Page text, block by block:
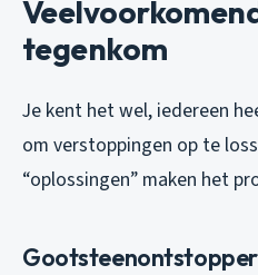
tegenkom
Je kent het wel, iedereen
om verstoppingen op te
“oplossingen” maken het